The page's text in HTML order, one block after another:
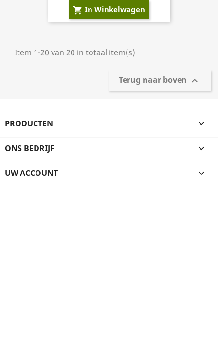
shopping_cart In Winkelwagen
Item 1-20 van 20 in totaal item(s)
Terug naar boven 
PRODUCTEN 
ONS BEDRIJF 
UW ACCOUNT 